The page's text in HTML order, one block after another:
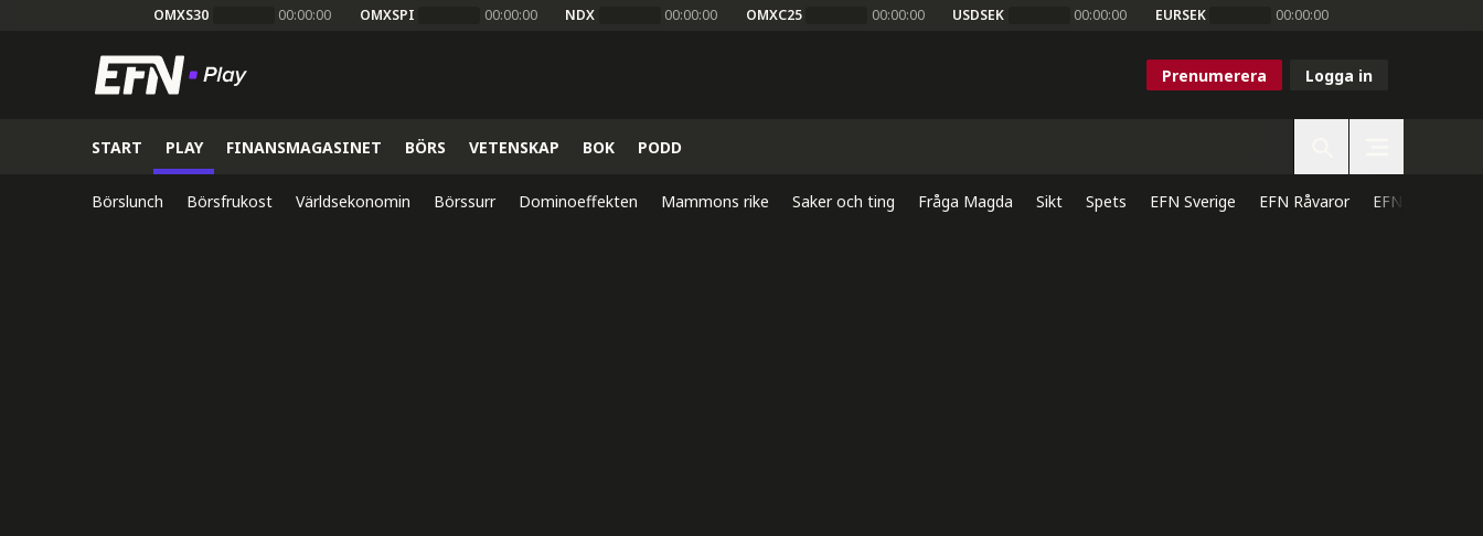
OMXS30 00:00:00 OMXSPI 00:00:00 NDX 00:00:00 OMXC25 00:00:00 USDSEK 00:00:00 EURSEK 00:00:00
Prenumerera Logga in
START PLAY FINANSMAGASINET BÖRS VETENSKAP BOK PODD
Börslunch Börsfrukost Världsekonomin Börssurr Dominoeffekten Mammons rike Saker och ting Fråga Magda Sikt Spets EFN Sverige EFN Råvaror EFN Direkt